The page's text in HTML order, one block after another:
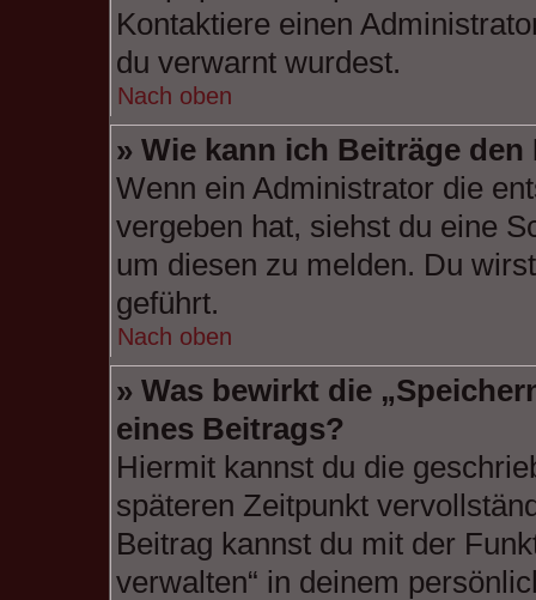
Kontaktiere einen
du verwarnt wurdest.
Nach oben
» Wie kann ich Beiträge
Wenn ein Administrator die
vergeben hat, siehst du eine
um diesen zu melden. Du
geführt.
Nach oben
» Was bewirkt die
eines Beitrags?
Hiermit kannst du die
späteren Zeitpunkt
Beitrag kannst du mit der
verwalten“ in deinem